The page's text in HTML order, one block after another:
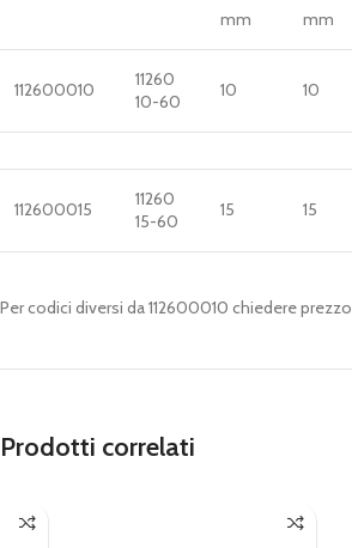
mm mm
112600010
11260
10-60
10 10
112600015
11260
15-60
15 15
Per codici diversi da 112600010 chiedere prezzo
Prodotti correlati